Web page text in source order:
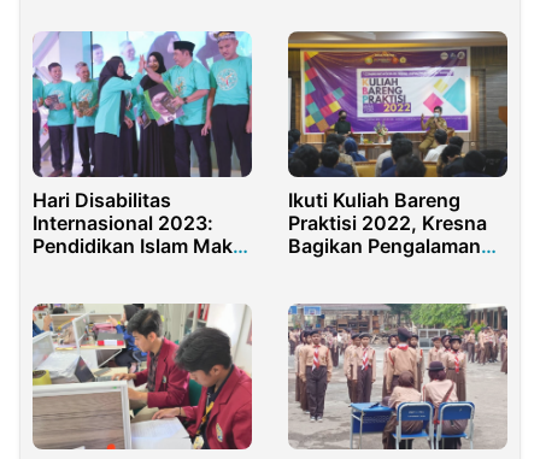
Hari Disabilitas
Internasional 2023:
Pendidikan Islam Makin
Ikuti Kuliah Bareng
Praktisi 2022, Kresna
Bagikan Pengalaman